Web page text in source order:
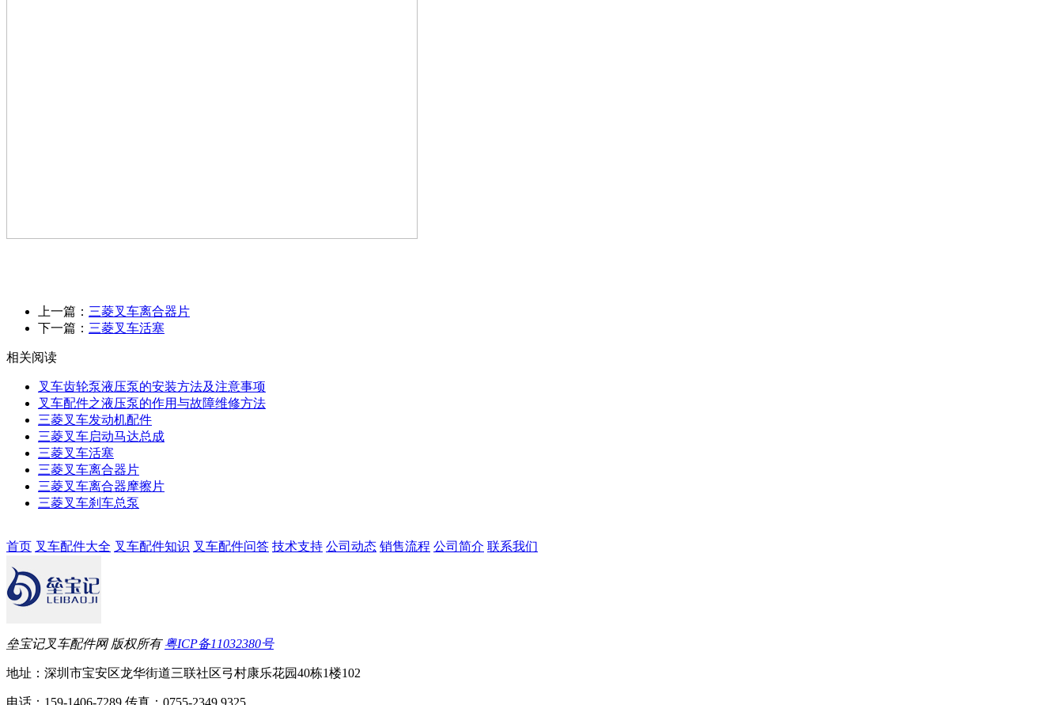
上一篇： 三菱叉车离合器片
下一篇： 三菱叉车活塞
相关阅读
叉车齿轮泵液压泵的安装方法及注意事项
叉车配件之液压泵的作用与故障维修方法
三菱叉车发动机配件
三菱叉车启动马达总成
三菱叉车活塞
三菱叉车离合器片
三菱叉车离合器摩擦片
三菱叉车刹车总泵
首页 叉车配件大全 叉车配件知识 叉车配件问答 技术支持 公司动态 销售流程 公司简介 联系我们
垒宝记叉车配件网 版权所有粤ICP备11032380号
地址：深圳市宝安区龙华街道三联社区弓村康乐花园40栋1楼102
电话：159-1406-7289 传真：0755-2349 9325